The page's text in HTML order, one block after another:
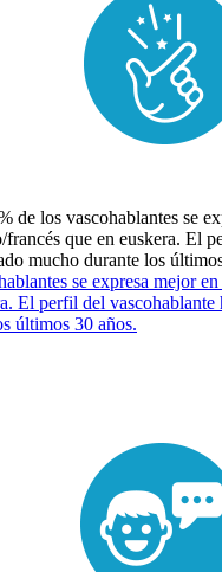
de los vascohablantes se
francés que en euskera. El
mucho durante los
se expresa mejor
El perfil del vascohablante
últimos 30 años.